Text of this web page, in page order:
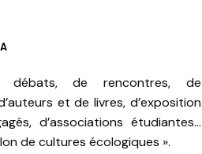
de rencontres, de
et de livres, d’exposition
d’associations étudiantes…
de cultures écologiques ».